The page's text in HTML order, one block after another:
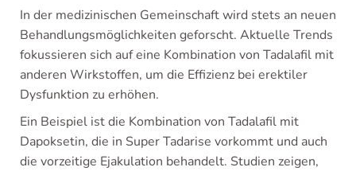
In der medizinischen Gemeinschaft wird stets an neuen
Behandlungsmöglichkeiten geforscht. Aktuelle Trends
fokussieren sich auf eine Kombination von Tadalafil mit
anderen Wirkstoffen, um die Effizienz bei erektiler
Dysfunktion zu erhöhen.
Ein Beispiel ist die Kombination von Tadalafil mit
Dapoksetin, die in Super Tadarise vorkommt und auch
die vorzeitige Ejakulation behandelt. Studien zeigen,